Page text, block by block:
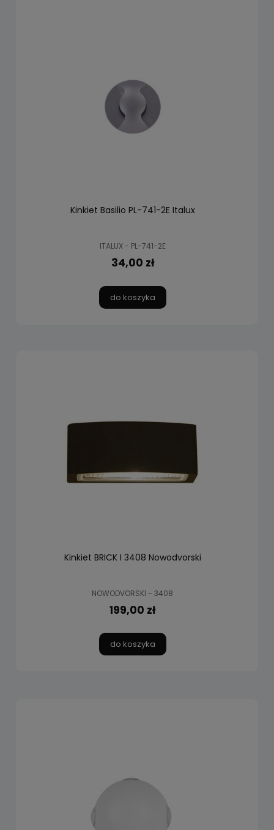
Kinkiet Basilio PL-741-2E Italux
ITALUX - PL-741-2E
34,00 zł
do koszyka
Kinkiet BRICK I 3408 Nowodvorski
NOWODVORSKI - 3408
199,00 zł
do koszyka